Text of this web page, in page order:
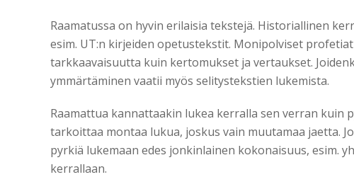
Raamatussa on hyvin erilaisia tekstejä. Historiallinen
esim. UT:n kirjeiden opetustekstit. Monipolviset
tarkkaavaisuutta kuin kertomukset ja vertaukset.
ymmärtäminen vaatii myös selitystekstien lukemista.
Raamattua kannattaakin lukea kerralla sen verran kuin
tarkoittaa montaa lukua, joskus vain muutamaa jaetta.
pyrkiä lukemaan edes jonkinlainen kokonaisuus, esim.
kerrallaan.